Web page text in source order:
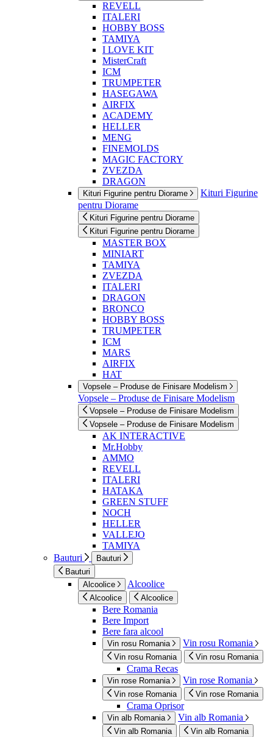
REVELL
ITALERI
HOBBY BOSS
TAMIYA
I LOVE KIT
MisterCraft
ICM
TRUMPETER
HASEGAWA
AIRFIX
ACADEMY
HELLER
MENG
FINEMOLDS
MAGIC FACTORY
ZVEZDA
DRAGON
Kituri Figurine pentru Diorame
Kituri Figurine
pentru Diorame
Kituri Figurine pentru Diorame
Kituri Figurine pentru Diorame
MASTER BOX
MINIART
TAMIYA
ZVEZDA
ITALERI
DRAGON
BRONCO
HOBBY BOSS
TRUMPETER
ICM
MARS
AIRFIX
HAT
Vopsele – Produse de Finisare Modelism
Vopsele – Produse de Finisare Modelism
Vopsele – Produse de Finisare Modelism
Vopsele – Produse de Finisare Modelism
AK INTERACTIVE
Mr.Hobby
AMMO
REVELL
ITALERI
HATAKA
GREEN STUFF
NOCH
HELLER
VALLEJO
TAMIYA
Bauturi
Bauturi
Bauturi
Alcoolice
Alcoolice
Alcoolice Alcoolice
Bere Romania
Bere Import
Bere fara alcool
Vin rosu Romania Vin rosu Romania
Vin rosu Romania Vin rosu Romania
Crama Recas
Vin rose Romania Vin rose Romania
Vin rose Romania Vin rose Romania
Crama Oprisor
Vin alb Romania Vin alb Romania
Vin alb Romania Vin alb Romania